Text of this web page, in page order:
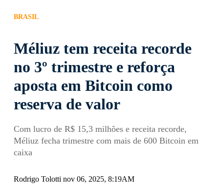
BRASIL
Méliuz tem receita recorde
no 3º trimestre e reforça
aposta em Bitcoin como
reserva de valor
Com lucro de R$ 15,3 milhões e receita recorde,
Méliuz fecha trimestre com mais de 600 Bitcoin em
caixa
Rodrigo Tolotti nov 06, 2025, 8:19AM